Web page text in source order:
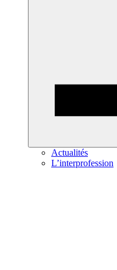
Actualités
L’interprofession